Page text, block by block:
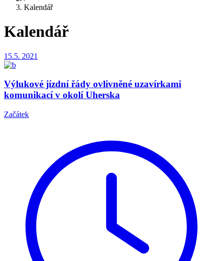
Kalendář
Kalendář
15.5. 2021
Výlukové jízdní řády ovlivněné uzavírkami
komunikací v okolí Uherska
Začátek